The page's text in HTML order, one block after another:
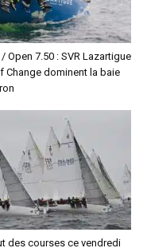
Open 7.50 : SVR Lazartigue
Change dominent la baie
des courses ce vendredi